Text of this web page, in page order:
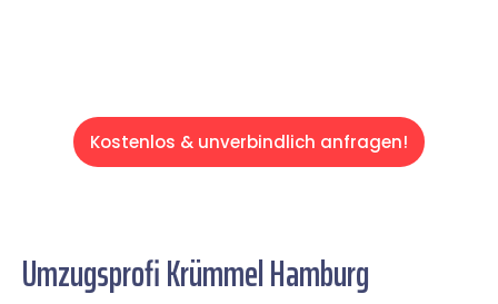
Kostenlos & unverbindlich anfragen!
Umzugsprofi Krümmel Hamburg